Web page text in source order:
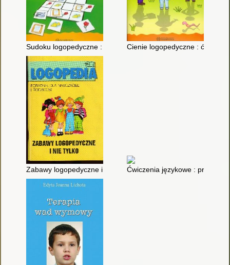
Sudoku logopedyczne : do ćwiczenia wymowy głoski R
Cienie logopedyczne :
Zabawy logopedyczne i nie tylko : poradnik dla nauczycieli i
Ćwiczenia językowe :